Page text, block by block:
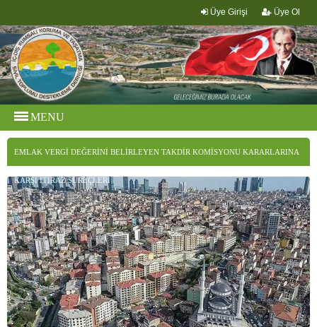
Üye Girişi Üye Ol
MENU
EMLAK VERGI DEĞERINI BELIRLEYEN TAKDIR KOMISYONU KARARLARINA
KARŞI İTIRAZ SÜREÇLERI